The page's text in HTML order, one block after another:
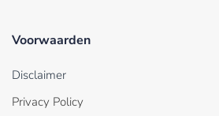
Voorwaarden
Disclaimer
Privacy Policy